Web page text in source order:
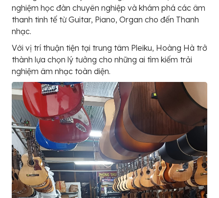
nghiệm học đàn chuyên nghiệp và khám phá các âm
thanh tinh tế từ Guitar, Piano, Organ cho đến Thanh
nhạc.
Với vị trí thuận tiện tại trung tâm Pleiku, Hoàng Hà trở
thành lựa chọn lý tưởng cho những ai tìm kiếm trải
nghiệm âm nhạc toàn diện.